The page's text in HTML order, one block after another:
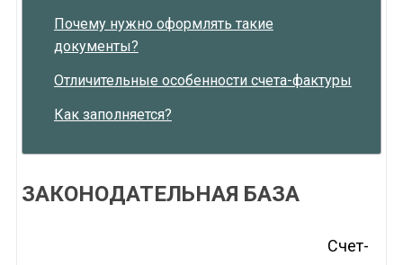
Почему нужно оформлять такие
документы?
Отличительные особенности счета-фактуры
Как заполняется?
ЗАКОНОДАТЕЛЬНАЯ БАЗА
Счет-